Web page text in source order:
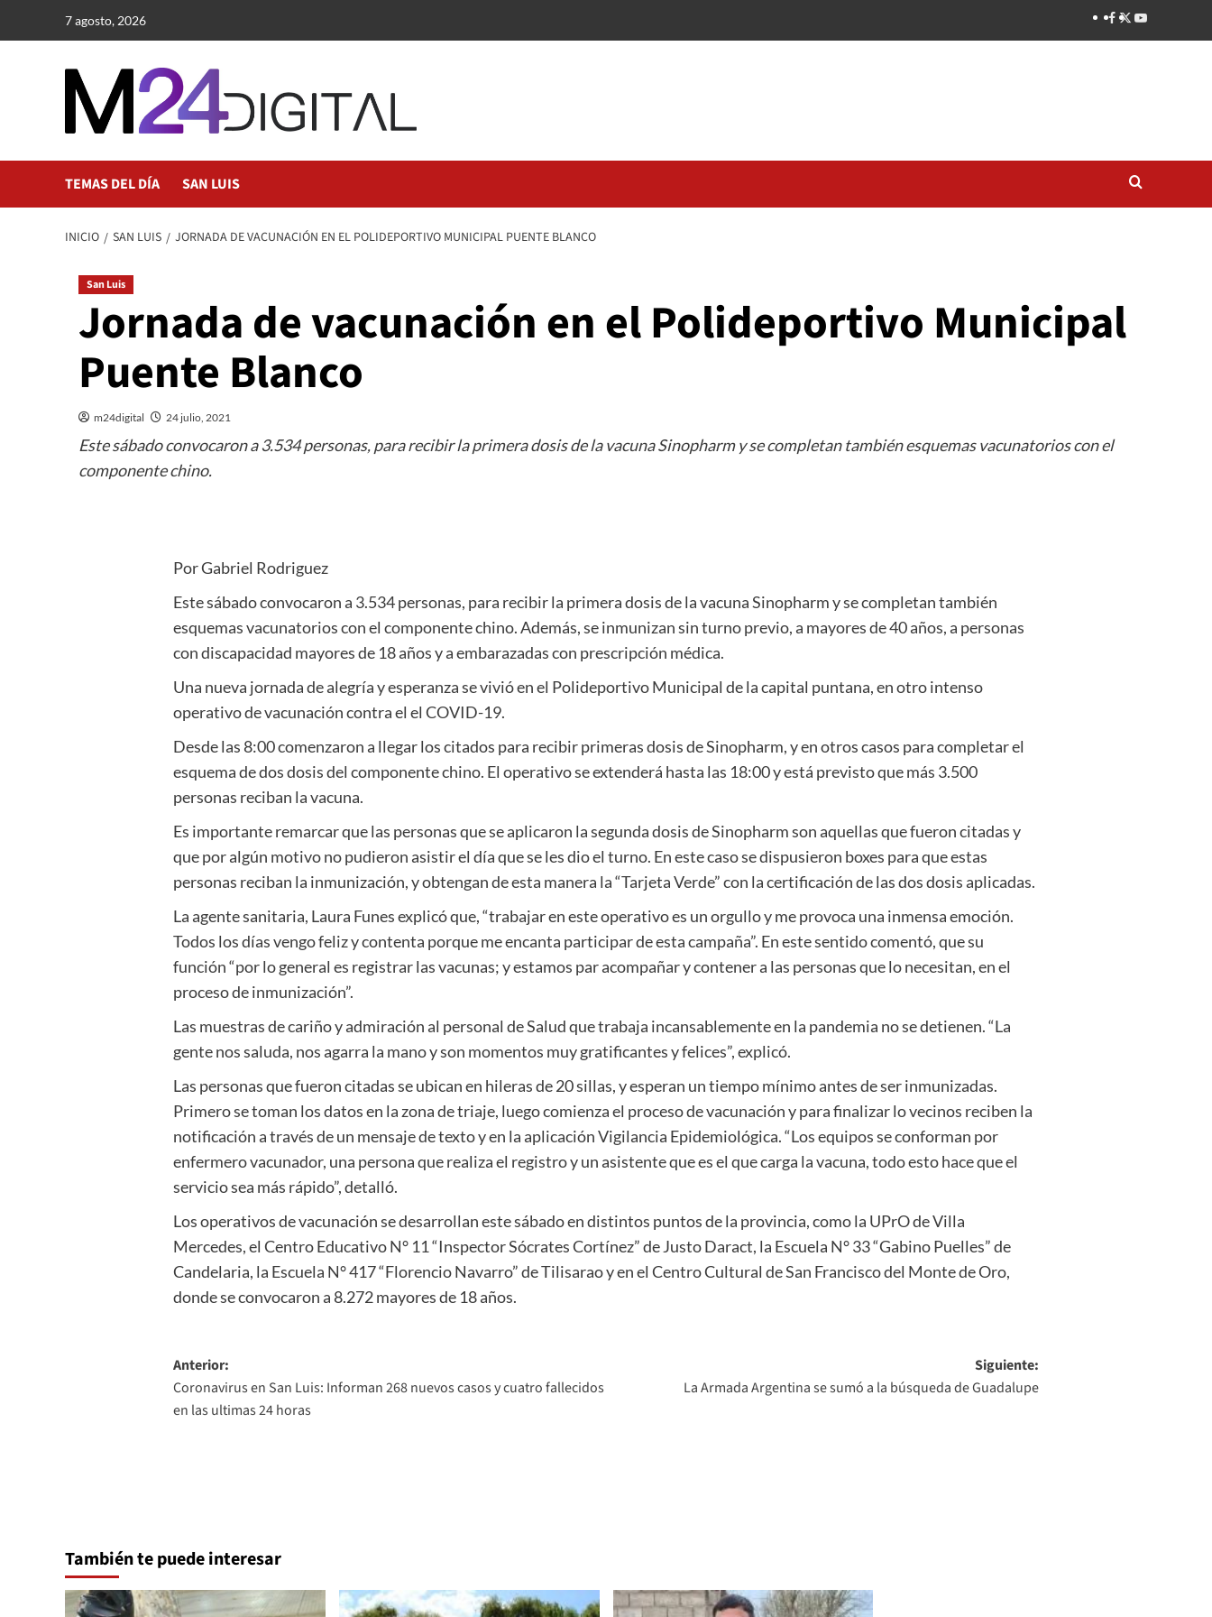
7 agosto, 2026
TEMAS DEL DÍA SAN LUIS
INICIO SAN LUIS JORNADA DE VACUNACIÓN EN EL POLIDEPORTIVO MUNICIPAL PUENTE BLANCO
San Luis
Jornada de vacunación en el Polideportivo Municipal
Puente Blanco
m24digital 24 julio, 2021
Este sábado convocaron a 3.534 personas, para recibir la primera dosis de la vacuna Sinopharm y se completan también esquemas vacunatorios con el
componente chino.
Por Gabriel Rodriguez
Este sábado convocaron a 3.534 personas, para recibir la primera dosis de la vacuna Sinopharm y se completan también
esquemas vacunatorios con el componente chino. Además, se inmunizan sin turno previo, a mayores de 40 años, a personas
con discapacidad mayores de 18 años y a embarazadas con prescripción médica.
Una nueva jornada de alegría y esperanza se vivió en el Polideportivo Municipal de la capital puntana, en otro intenso
operativo de vacunación contra el el COVID-19.
Desde las 8:00 comenzaron a llegar los citados para recibir primeras dosis de Sinopharm, y en otros casos para completar el
esquema de dos dosis del componente chino. El operativo se extenderá hasta las 18:00 y está previsto que más 3.500
personas reciban la vacuna.
Es importante remarcar que las personas que se aplicaron la segunda dosis de Sinopharm son aquellas que fueron citadas y
que por algún motivo no pudieron asistir el día que se les dio el turno. En este caso se dispusieron boxes para que estas
personas reciban la inmunización, y obtengan de esta manera la “Tarjeta Verde” con la certificación de las dos dosis aplicadas.
La agente sanitaria, Laura Funes explicó que, “trabajar en este operativo es un orgullo y me provoca una inmensa emoción.
Todos los días vengo feliz y contenta porque me encanta participar de esta campaña”. En este sentido comentó, que su
función “por lo general es registrar las vacunas; y estamos par acompañar y contener a las personas que lo necesitan, en el
proceso de inmunización”.
Las muestras de cariño y admiración al personal de Salud que trabaja incansablemente en la pandemia no se detienen. “La
gente nos saluda, nos agarra la mano y son momentos muy gratificantes y felices”, explicó.
Las personas que fueron citadas se ubican en hileras de 20 sillas, y esperan un tiempo mínimo antes de ser inmunizadas.
Primero se toman los datos en la zona de triaje, luego comienza el proceso de vacunación y para finalizar lo vecinos reciben la
notificación a través de un mensaje de texto y en la aplicación Vigilancia Epidemiológica. “Los equipos se conforman por
enfermero vacunador, una persona que realiza el registro y un asistente que es el que carga la vacuna, todo esto hace que el
servicio sea más rápido”, detalló.
Los operativos de vacunación se desarrollan este sábado en distintos puntos de la provincia, como la UPrO de Villa
Mercedes, el Centro Educativo N° 11 “Inspector Sócrates Cortínez” de Justo Daract, la Escuela N° 33 “Gabino Puelles” de
Candelaria, la Escuela N° 417 “Florencio Navarro” de Tilisarao y en el Centro Cultural de San Francisco del Monte de Oro,
donde se convocaron a 8.272 mayores de 18 años.
Navegación
de
entradas
Anterior:
Coronavirus en San Luis: Informan 268 nuevos casos y cuatro fallecidos
en las ultimas 24 horas
Siguiente:
La Armada Argentina se sumó a la búsqueda de Guadalupe
También te puede interesar